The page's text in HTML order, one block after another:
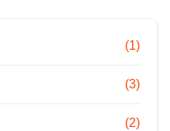
(1)
(3)
(2)